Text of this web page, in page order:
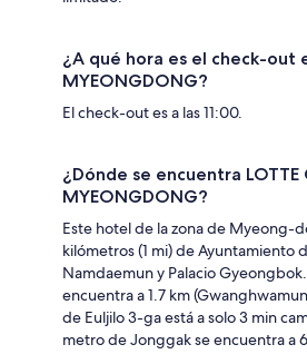
¿A qué hora es el check-out
MYEONGDONG?
El check-out es a las 11:00.
¿Dónde se encuentra LOTTE
MYEONGDONG?
Este hotel de la zona de Myeong-
kilómetros (1 mi) de Ayuntamiento
Namdaemun y Palacio
encuentra a 1.7 km
de Euljilo 3-ga está a solo 3 min
metro de Jonggak se encuentra a